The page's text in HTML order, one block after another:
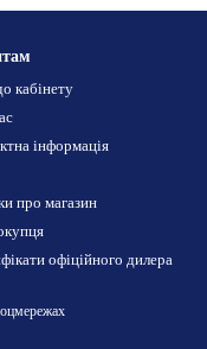
кабінету
інформація
про магазин
офіційного дилера